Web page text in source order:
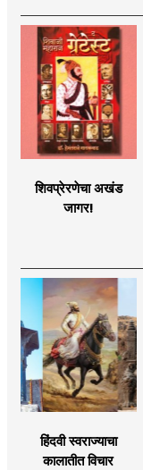
शिवप्रेरणेचा अखंड
जागर!
हिंदवी स्वराज्याचा
कालातीत विचार